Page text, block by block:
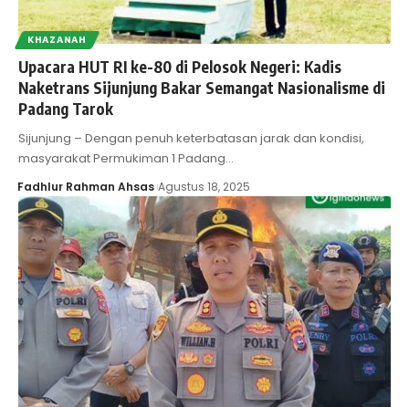
KHAZANAH
Upacara HUT RI ke-80 di Pelosok Negeri: Kadis
Naketrans Sijunjung Bakar Semangat Nasionalisme di
Padang Tarok
Sijunjung – Dengan penuh keterbatasan jarak dan kondisi,
masyarakat Permukiman 1 Padang…
Fadhlur Rahman Ahsas Agustus 18, 2025